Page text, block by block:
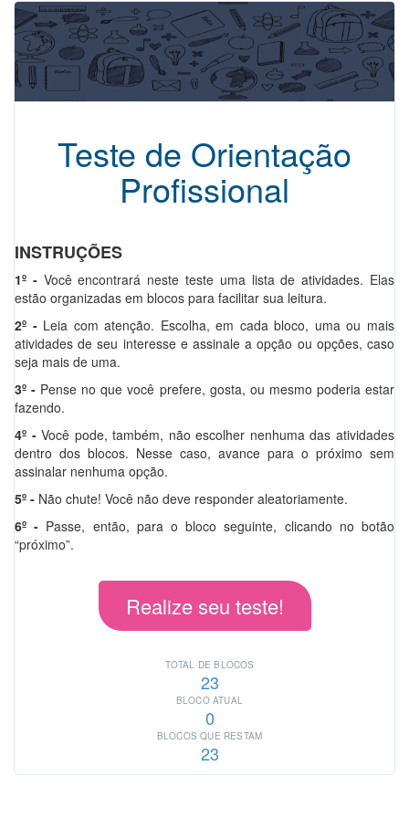
Teste de Orientação
Profissional
INSTRUÇÕES
1º -Você encontrará neste teste uma lista de atividades. Elas
estão organizadas em blocos para facilitar sua leitura.
2º -Leia com atenção. Escolha, em cada bloco, uma ou mais
atividades de seu interesse e assinale a opção ou opções, caso
seja mais de uma.
3º - Pense no que você prefere, gosta, ou mesmo poderia estar
fazendo.
4º -Você pode, também, não escolher nenhuma das atividades
dentro dos blocos. Nesse caso, avance para o próximo sem
assinalar nenhuma opção.
5º - Não chute! Você não deve responder aleatoriamente.
6º - Passe, então, para o bloco seguinte, clicando no botão
“próximo”.
Realize seu teste!
TOTAL DE BLOCOS
23
BLOCO ATUAL
0
BLOCOS QUE RESTAM
23